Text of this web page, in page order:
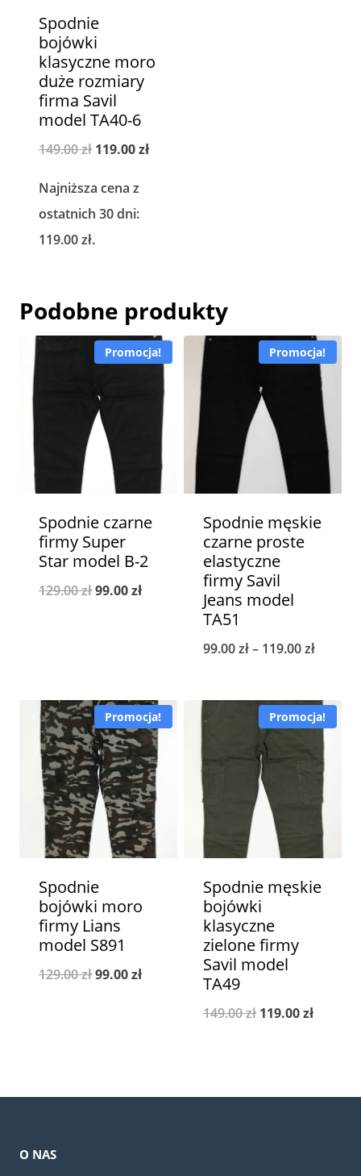
Spodnie
bojówki
klasyczne moro
duże rozmiary
firma Savil
model TA40-6
149.00zł Pierwotna
119.00złAktualna
Najniższa cena z
ostatnich 30 dni:
119.00zł.
Podobne produkty
Promocja!
Spodnie czarne
firmy Super
Star model B-2
129.00złPierwotna
99.00złAktualna
Promocja!
Spodnie męskie
czarne proste
elastyczne
firmy Savil
Jeans model
TA51
99.00zł– 119.00złZakres
od
99.00 zł
do
119.00
Promocja!
Spodnie
bojówki moro
firmy Lians
model S891
129.00złPierwotna
99.00złAktualna
Promocja!
Spodnie męskie
bojówki
klasyczne
zielone firmy
Savil model
TA49
149.00zł Pierwotna
119.00zł
O NAS